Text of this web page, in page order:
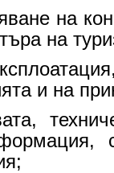
на
на
и на